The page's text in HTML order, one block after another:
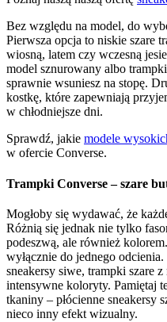
Bez względu na model, do
Pierwsza opcja to niskie szare
wiosną, latem czy wczesną
model sznurowany albo
sprawnie wsuniesz na stopę.
kostkę, które zapewniają
w chłodniejsze dni.
Sprawdź, jakie modele
w ofercie Converse.
Trampki Converse – szare
Mogłoby się wydawać, że
Różnią się jednak nie tylko
podeszwą, ale również
wyłącznie do jednego
sneakersy siwe, trampki szare
intensywne koloryty. Pamiętaj
tkaniny – płócienne sneakersy
nieco inny efekt wizualny.